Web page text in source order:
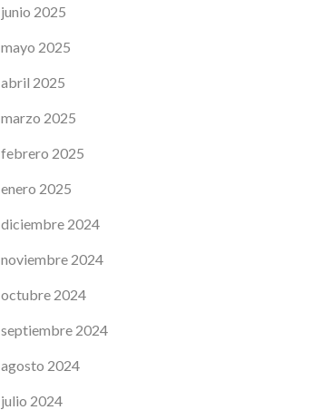
junio 2025
mayo 2025
abril 2025
marzo 2025
febrero 2025
enero 2025
diciembre 2024
noviembre 2024
octubre 2024
septiembre 2024
agosto 2024
julio 2024